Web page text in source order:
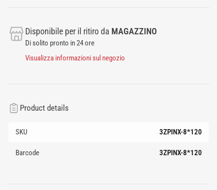
Disponibile per il ritiro da MAGAZZINO
Di solito pronto in 24 ore
Visualizza informazioni sul negozio
Product details
SKU 3ZPINX-8*120
Barcode 3ZPINX-8*120